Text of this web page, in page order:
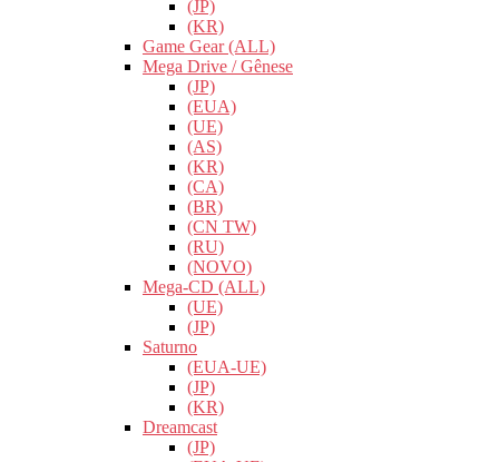
(JP)
(KR)
Game Gear (ALL)
Mega Drive / Gênese
(JP)
(EUA)
(UE)
(AS)
(KR)
(CA)
(BR)
(CN TW)
(RU)
(NOVO)
Mega-CD (ALL)
(UE)
(JP)
Saturno
(EUA-UE)
(JP)
(KR)
Dreamcast
(JP)